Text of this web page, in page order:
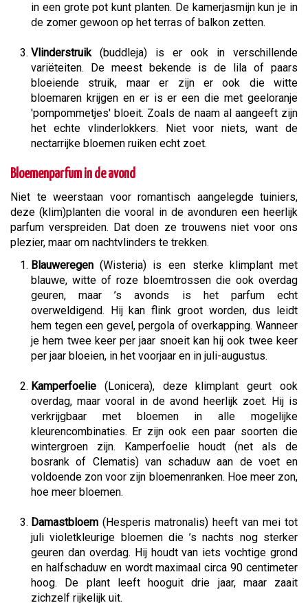
in een grote pot kunt planten. De kamerjasmijn kun je in
de zomer gewoon op het terras of balkon zetten.
Vlinderstruik(buddleja) is er ook in verschillende
variëteiten. De meest bekende is de lila of paars
bloeiende struik, maar er zijn er ook die witte
bloemaren krijgen en er is er een die met geeloranje
'pompommetjes' bloeit. Zoals de naam al aangeeft zijn
het echte vlinderlokkers. Niet voor niets, want de
nectarrijke bloemen ruiken echt zoet.
Bloemenparfum in de avond
Niet te weerstaan voor romantisch aangelegde tuiniers,
deze (klim)planten die vooral in de avonduren een heerlijk
parfum verspreiden. Dat doen ze trouwens niet voor ons
plezier, maar om nachtvlinders te trekken.
Blauweregen (Wisteria) is een sterke klimplant met
blauwe, witte of roze bloemtrossen die ook overdag
geuren, maar ’s avonds is het parfum echt
overweldigend. Hij kan flink groot worden, dus leidt
hem tegen een gevel, pergola of overkapping. Wanneer
je hem twee keer per jaar snoeit kan hij ook twee keer
per jaar bloeien, in het voorjaar en in juli-augustus.
Kamperfoelie (Lonicera), deze klimplant geurt ook
overdag, maar vooral in de avond heerlijk zoet. Hij is
verkrijgbaar met bloemen in alle mogelijke
kleurencombinaties. Er zijn ook een paar soorten die
wintergroen zijn. Kamperfoelie houdt (net als de
bosrank of Clematis) van schaduw aan de voet en
voldoende zon voor zijn bloemenranken. Hoe meer zon,
hoe meer bloemen.
Damastbloem (Hesperis matronalis) heeft van mei tot
juli violetkleurige bloemen die ’s nachts nog sterker
geuren dan overdag. Hij houdt van iets vochtige grond
en halfschaduw en wordt maximaal circa 90 centimeter
hoog. De plant leeft hooguit drie jaar, maar zaait
zichzelf rijkelijk uit.